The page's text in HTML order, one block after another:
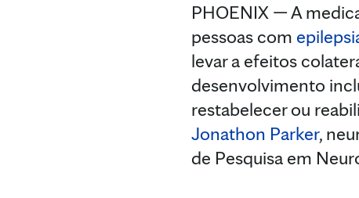
PHOENIX — A
pessoas com
levar a efeitos
desenvolvimento
restabelecer ou
Jonathon Parker,
de Pesquisa em